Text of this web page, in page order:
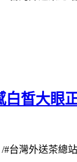
白皙大眼
#台灣外送茶總